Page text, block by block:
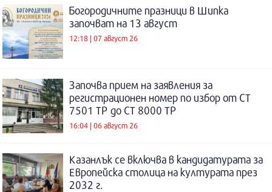
Богородичните празници в Шипка
започват на 13 август
12:18 | 07 август 26
Започва прием на заявления за
регистрационен номер по избор от СТ
7501 ТР до СТ 8000 ТР
16:04 | 06 август 26
Казанлък се включва в кандидатурата за
Европейска столица на културата през
2032 г.